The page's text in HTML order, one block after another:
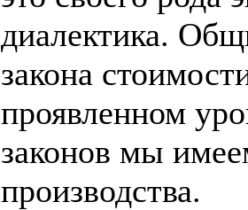
диалектика.
закона
проявленном
законов мы
производства.